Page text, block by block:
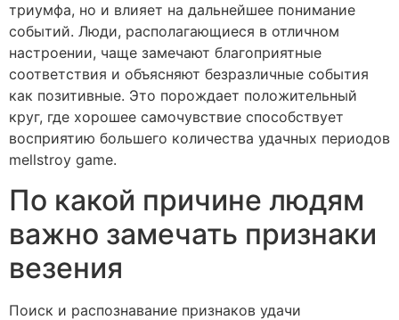
триумфа, но и влияет на дальнейшее понимание
событий. Люди, располагающиеся в отличном
настроении, чаще замечают благоприятные
соответствия и объясняют безразличные события
как позитивные. Это порождает положительный
круг, где хорошее самочувствие способствует
восприятию большего количества удачных периодов
mellstroy game.
По какой причине людям
важно замечать признаки
везения
Поиск и распознавание признаков удачи